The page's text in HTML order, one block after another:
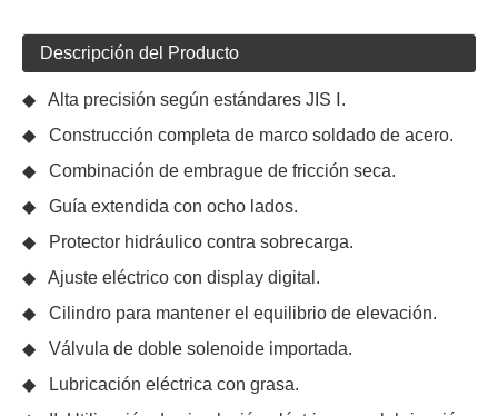
Descripción del Producto
◆ Alta precisión según estándares JIS Ⅰ.
◆ Construcción completa de marco soldado de acero.
◆ Combinación de embrague de fricción seca.
◆ Guía extendida con ocho lados.
◆ Protector hidráulico contra sobrecarga.
◆ Ajuste eléctrico con display digital.
◆ Cilindro para mantener el equilibrio de elevación.
◆ Válvula de doble solenoide importada.
◆ Lubricación eléctrica con grasa.